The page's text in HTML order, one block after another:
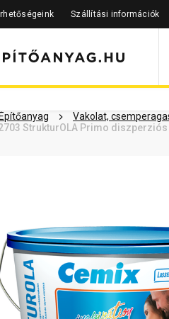
Szállítási információk
Építőanyag Vakolat,
StrukturOLA Primo
Szükséged lehet rá